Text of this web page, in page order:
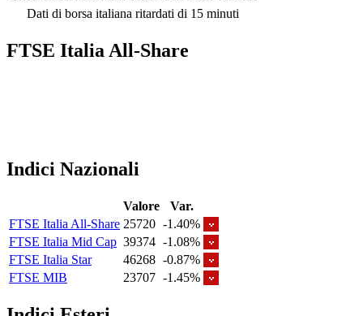
Dati di borsa italiana ritardati di 15 minuti
FTSE Italia All-Share
Indici Nazionali
Valore
Var.
FTSE Italia All-Share 25720 -1.40%
FTSE Italia Mid Cap 39374 -1.08%
FTSE Italia Star
46268 -0.87%
FTSE MIB
23707 -1.45%